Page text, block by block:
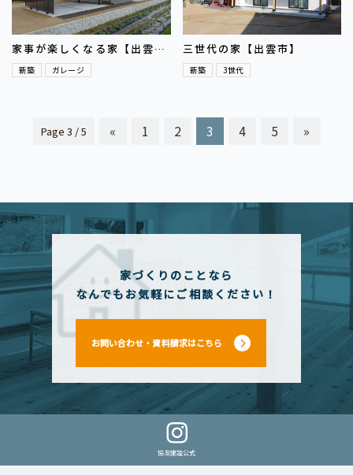
家事が楽しくなる家【出雲
市】
新築 ガレージ
三世代の家【出雲市】
新築 3世代
Page 3 / 5 « 1 2 3 4 5 »
家づくりのことなら
なんでもお気軽にご相談ください！
お問い合わせ・資料請求はこちら
協友建設公式